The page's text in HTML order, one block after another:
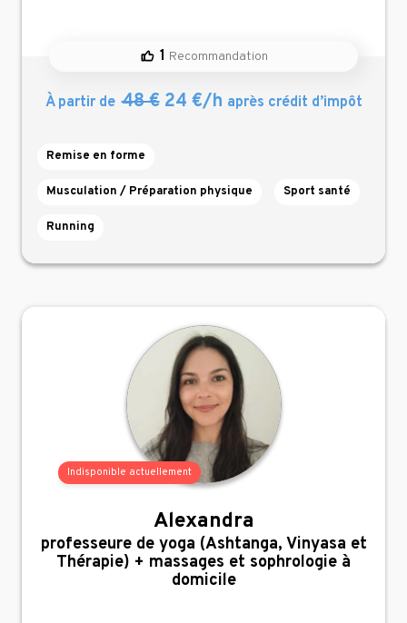
1 Recommandation
À partir de 48 €24 €/h après crédit d’impôt
Remise en forme
Musculation / Préparation physique Sport santé
Running
Indisponible actuellement
Alexandra
,
professeure de yoga (Ashtanga, Vinyasa et
Thérapie) + massages et sophrologie à
domicile